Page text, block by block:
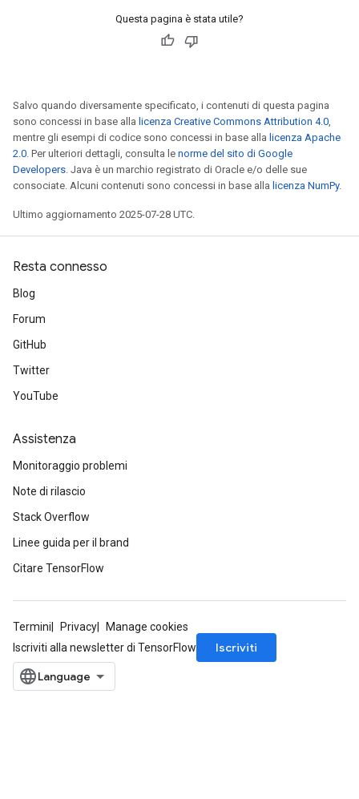
Questa pagina è stata utile?
Salvo quando diversamente specificato, i contenuti di questa pagina
sono concessi in base alla licenza Creative Commons Attribution 4.0,
mentre gli esempi di codice sono concessi in base alla licenza Apache
2.0. Per ulteriori dettagli, consulta le norme del sito di Google
Developers. Java è un marchio registrato di Oracle e/o delle sue
consociate. Alcuni contenuti sono concessi in base alla licenza NumPy.
Ultimo aggiornamento 2025-07-28 UTC.
Resta connesso
Blog
Forum
GitHub
Twitter
YouTube
Assistenza
Monitoraggio problemi
Note di rilascio
Stack Overflow
Linee guida per il brand
Citare TensorFlow
Termini Privacy
Manage cookies
Iscriviti alla newsletter di TensorFlow
Iscriviti